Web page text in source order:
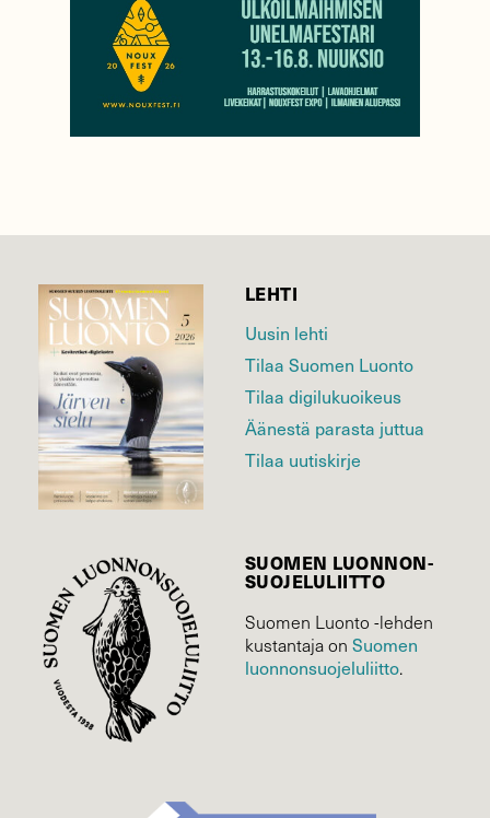
LEHTI
Uusin lehti
Tilaa Suomen Luonto
Tilaa digilukuoikeus
Äänestä parasta juttua
Tilaa uutiskirje
SUOMEN LUONNON­
SUOJELU­LIITTO
Suomen Luonto -lehden
kustantaja on Suomen
luonnonsuojelu­liitto.